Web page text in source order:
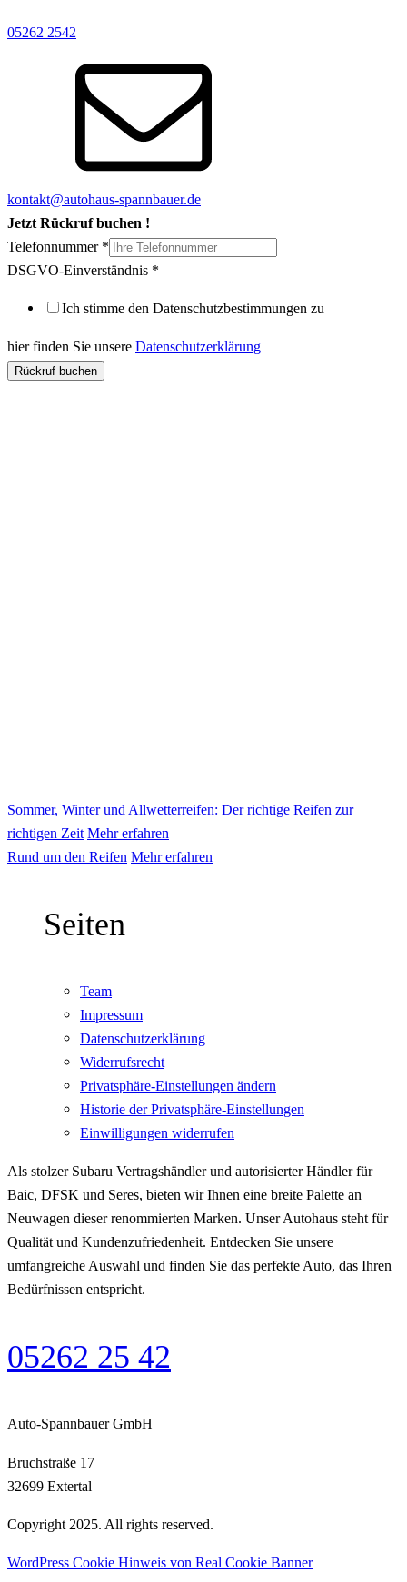
05262 2542
kontakt@autohaus-spannbauer.de
Jetzt Rückruf buchen !
Telefonnummer *
DSGVO-
Telefonnummer
DSGVO-Einverständnis *
Ich stimme den Datenschutzbestimmungen zu
hier finden Sie unsere Datenschutzerklärung
Rückruf buchen
Sommer, Winter und Allwetterreifen: Der richtige Reifen zur
richtigen Zeit Mehr erfahren
Rund um den Reifen Mehr erfahren
Seiten
Team
Impressum
Datenschutzerklärung
Widerrufsrecht
Privatsphäre-Einstellungen ändern
Historie der Privatsphäre-Einstellungen
Einwilligungen widerrufen
Als stolzer Subaru Vertragshändler und autorisierter Händler für
Baic, DFSK und Seres, bieten wir Ihnen eine breite Palette an
Neuwagen dieser renommierten Marken. Unser Autohaus steht für
Qualität und Kundenzufriedenheit. Entdecken Sie unsere
umfangreiche Auswahl und finden Sie das perfekte Auto, das Ihren
Bedürfnissen entspricht.
05262 25 42
Auto-Spannbauer GmbH
Bruchstraße 17
32699 Extertal
Copyright 2025. All rights reserved.
WordPress Cookie Hinweis von Real Cookie Banner